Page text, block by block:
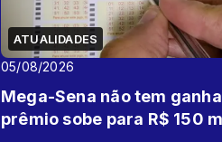
ATUALIDADES
05/08/2026
Mega-Sena não tem
prêmio sobe para R$ 150